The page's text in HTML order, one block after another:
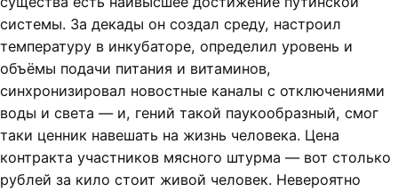
системы. За декады он создал среду, настроил
температуру в инкубаторе, определил уровень и
объёмы подачи питания и витаминов,
синхронизировал новостные каналы с отключениями
воды и света — и, гений такой паукообразный, смог
таки ценник навешать на жизнь человека. Цена
контракта участников мясного штурма — вот столько
рублей за кило стоит живой человек. Невероятно